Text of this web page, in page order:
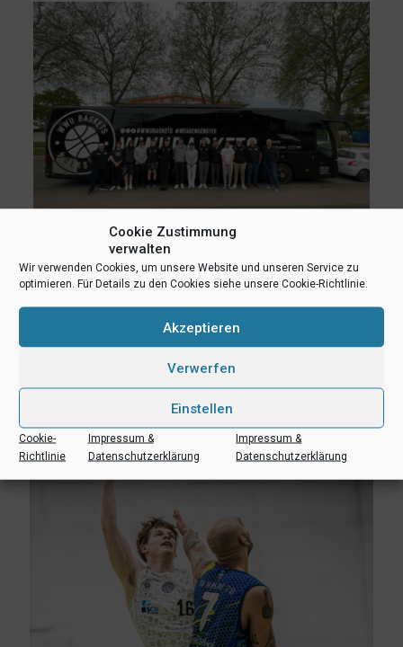
Cookie Zustimmung
verwalten
Wir verwenden Cookies, um unsere Website und unseren Service zu
optimieren. Für Details zu den Cookies siehe unsere Cookie-Richtlinie.
Akzeptieren
Verwerfen
Einstellen
Cookie-
Richtlinie
Impressum &
Datenschutzerklärung
Impressum &
Datenschutzerklärung
teilen teilen E-Mail
teilen